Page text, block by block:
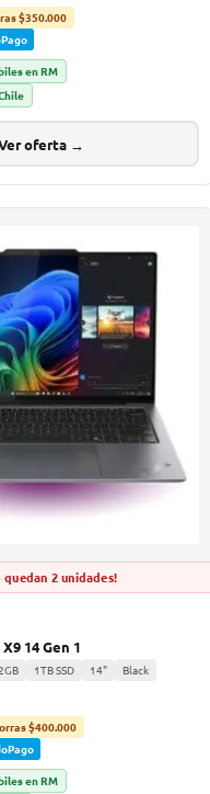
$350.000
en RM
oferta →
quedan 2 unidades!
14 Gen 1
1TB SSD 14" Black
$400.000
en RM